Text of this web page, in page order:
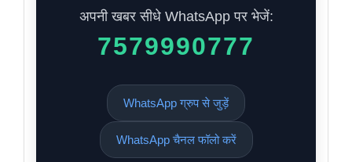
अपनी खबर सीधे WhatsApp पर भेजें:
7579990777
WhatsApp ग्रुप से जुड़ें
WhatsApp चैनल फॉलो करें